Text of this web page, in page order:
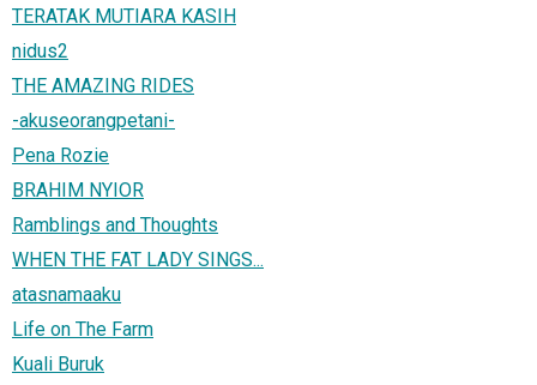
TERATAK MUTIARA KASIH
nidus2
THE AMAZING RIDES
-akuseorangpetani-
Pena Rozie
BRAHIM NYIOR
Ramblings and Thoughts
WHEN THE FAT LADY SINGS...
atasnamaaku
Life on The Farm
Kuali Buruk